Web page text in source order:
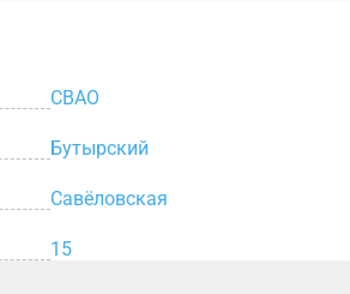
СВАО
Бутырский
Савёловская
15